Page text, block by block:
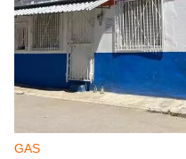
GUERRA
Ucrania ataca otro
ruso, esta vez en los
GAS